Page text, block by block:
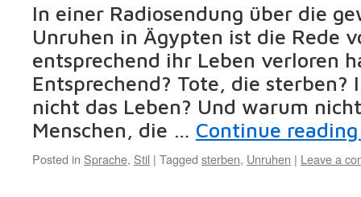
In einer Radiosendung über die
Unruhen in Ägypten ist die Rede
entsprechend ihr Leben verloren
Entsprechend? Tote, die sterben?
nicht das Leben? Und warum
Menschen, die … Continue
Posted in Sprache, Stil | Tagged sterben, Unruhen | Leave a